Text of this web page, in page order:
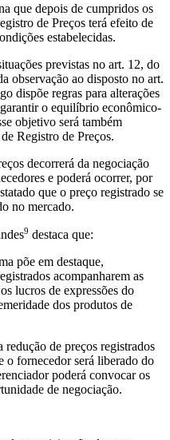
que depois de cumpridos os
de Preços terá efeito de
estabelecidas.
previstas no art. 12, do
observação ao disposto no art.
dispõe regras para alterações
o equilíbrio econômico-
objetivo será também
Registro de Preços.
decorrerá da negociação
e poderá ocorrer, por
que o preço registrado se
no mercado.
9 destaca que:
põe em destaque,
acompanharem as
lucros de expressões do
dos produtos de
redução de preços registrados
o fornecedor será liberado do
poderá convocar os
de negociação.